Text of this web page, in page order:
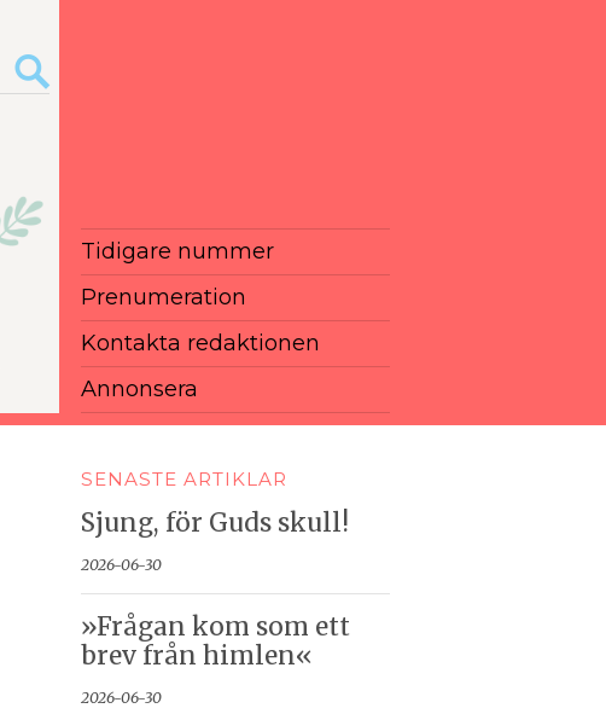
Tidigare nummer
Prenumeration
Kontakta redaktionen
Annonsera
SENASTE ARTIKLAR
Sjung, för Guds skull!
2026-06-30
»Frågan kom som ett
brev från himlen«
2026-06-30